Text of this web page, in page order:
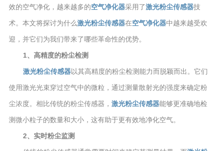
效的空气净化，越来越多的空气净化器采用了激光粉尘传感器技
术。本文将探讨为什么激光粉尘传感器在空气净化器中越来越受欢
迎，并它们为我们带来了哪些革命性的优势。
1、高精度的粉尘检测
激光粉尘传感器以其高精度的粉尘检测能力而脱颖而出。它们
使用激光光束穿过空气中的微粒，通过测量散射光的强度来确定粉
尘浓度。相比传统的粉尘传感器， 激光粉尘传感器能够更准确地检
测微小粒子的数量和大小，这有助于更有效地净化空气。
2、实时粉尘监测